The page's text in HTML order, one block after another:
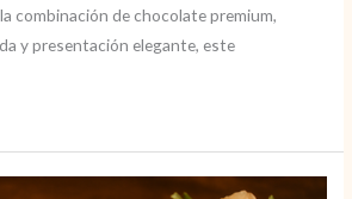
combinación de chocolate premium,
y presentación elegante, este